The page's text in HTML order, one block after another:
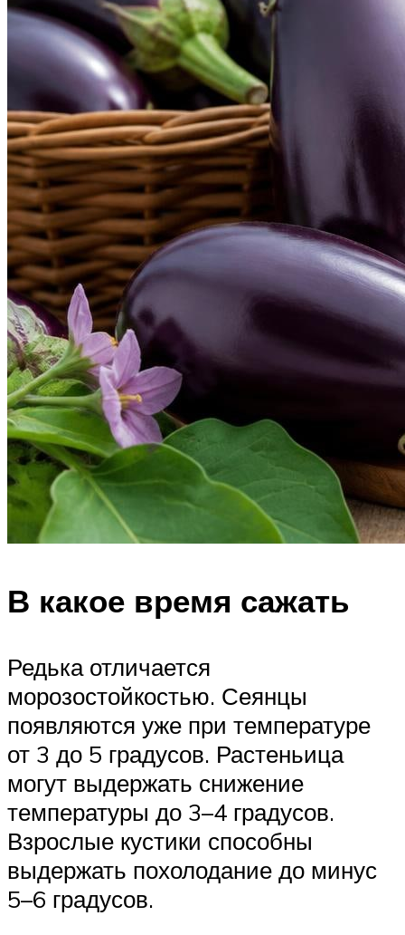
В какое время сажать
Редька отличается
морозостойкостью. Сеянцы
появляются уже при температуре
от 3 до 5 градусов. Растеньица
могут выдержать снижение
температуры до 3–4 градусов.
Взрослые кустики способны
выдержать похолодание до минус
5–6 градусов.